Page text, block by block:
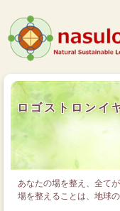
ロゴストロンイ
あなたの場を整え、全て
場を整えることは、地球